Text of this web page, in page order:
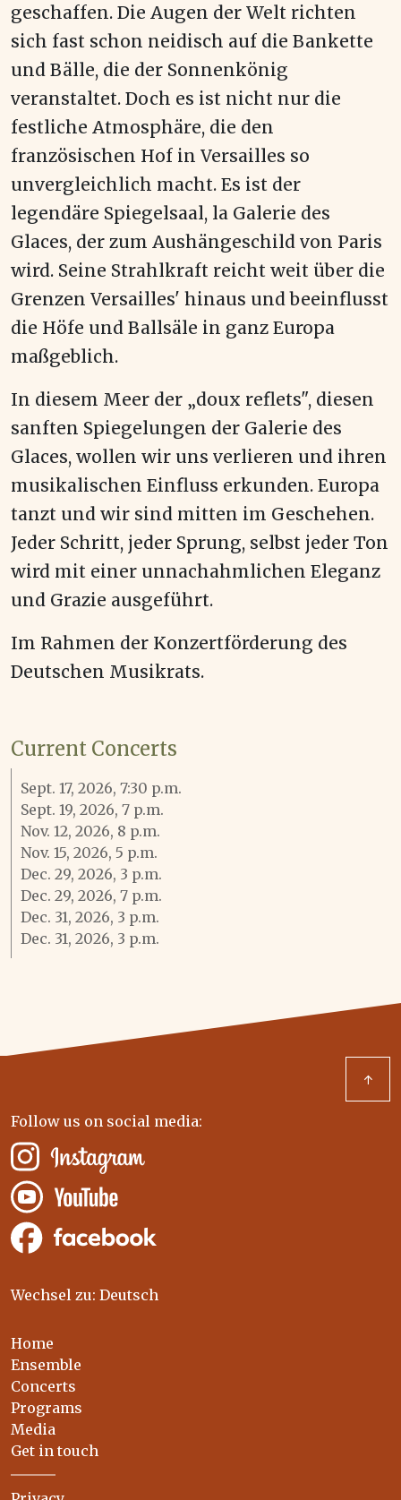
geschaffen. Die Augen der Welt richten
sich fast schon neidisch auf die Bankette
und Bälle, die der Sonnenkönig
veranstaltet. Doch es ist nicht nur die
festliche Atmosphäre, die den
französischen Hof in Versailles so
unvergleichlich macht. Es ist der
legendäre Spiegelsaal, la Galerie des
Glaces, der zum Aushängeschild von Paris
wird. Seine Strahlkraft reicht weit über die
Grenzen Versailles' hinaus und beeinflusst
die Höfe und Ballsäle in ganz Europa
maßgeblich.
In diesem Meer der „doux reflets", diesen
sanften Spiegelungen der Galerie des
Glaces, wollen wir uns verlieren und ihren
musikalischen Einfluss erkunden. Europa
tanzt und wir sind mitten im Geschehen.
Jeder Schritt, jeder Sprung, selbst jeder Ton
wird mit einer unnachahmlichen Eleganz
und Grazie ausgeführt.
Im Rahmen der Konzertförderung des
Deutschen Musikrats.
Current Concerts
Sept. 17, 2026, 7:30 p.m.
Sept. 19, 2026, 7 p.m.
Nov. 12, 2026, 8 p.m.
Nov. 15, 2026, 5 p.m.
Dec. 29, 2026, 3 p.m.
Dec. 29, 2026, 7 p.m.
Dec. 31, 2026, 3 p.m.
Dec. 31, 2026, 3 p.m.
↑
Follow us on social media:
Wechsel zu: Deutsch
Home
Ensemble
Concerts
Programs
Media
Get in touch